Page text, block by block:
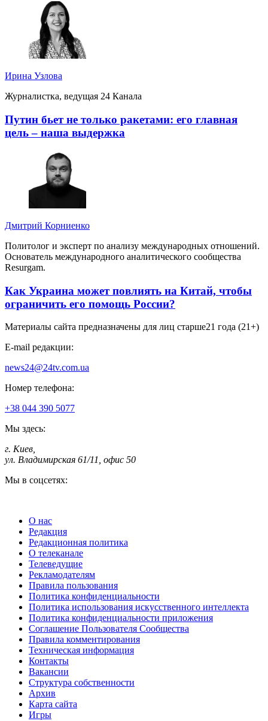
Ирина Узлова
Журналистка, ведущая 24 Канала
Путин бьет не только ракетами: его главная
цель – наша выдержка
Дмитрий Корниенко
Политолог и эксперт по анализу международных отношений.
Основатель международного аналитического сообщества
Resurgam.
Как Украина может повлиять на Китай, чтобы
ограничить его помощь России?
Материалы сайта предназначены для лиц старше21 года (21+)
E-mail редакции:
news24@24tv.com.ua
Номер телефона:
+38 044 390 5077
Мы здесь:
г. Киев
ул. Владимирская 61/11, офис 50
Мы в соцсетях:
О нас
Редакция
Редакционная политика
О телеканале
Телеведущие
Рекламодателям
Правила пользования
Политика конфиденциальности
Политика использования искусственного интеллекта
Политика конфиденциальности приложения
Соглашение Пользователя Сообщества
Правила комментирования
Техническая информация
Контакты
Вакансии
Структура собственности
Архив
Карта сайта
Игры